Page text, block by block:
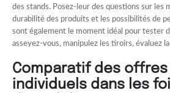
des stands. Posez-leur des questions sur les
durabilité des produits et les possibilités de
sont également le moment idéal pour tester
asseyez-vous, manipulez les tiroirs, évaluez
Comparatif des
individuels dans les